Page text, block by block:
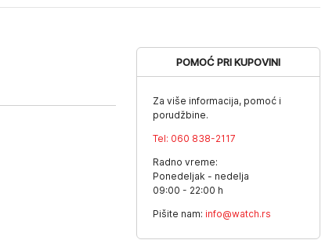
POMOĆ PRI KUPOVINI
Za više informacija, pomoć i
porudžbine.
Tel: 060 838-2117
Radno vreme:
Ponedeljak - nedelja
09:00 - 22:00 h
Pišite nam: info@watch.rs